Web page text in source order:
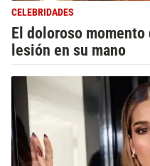
CELEBRIDADES
El doloroso
lesión en su mano